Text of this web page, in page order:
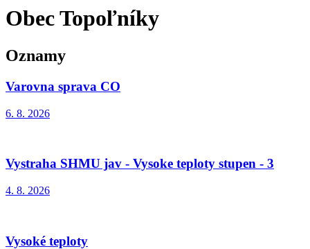
Obec Topoľníky
Oznamy
Varovna sprava CO
6. 8. 2026
Vystraha SHMU jav - Vysoke teploty stupen - 3
4. 8. 2026
Vysoké teploty